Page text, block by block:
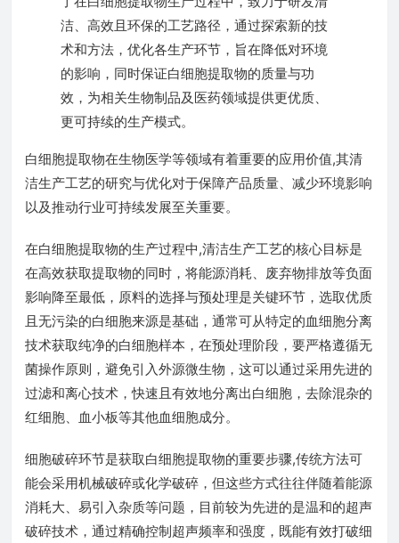
洁、高效且环保的工艺路径，通过探索新的技
术和方法，优化各生产环节，旨在降低对环境
的影响，同时保证白细胞提取物的质量与功
效，为相关生物制品及医药领域提供更优质、
更可持续的生产模式。
白细胞提取物在生物医学等领域有着重要的应用价值,其清
洁生产工艺的研究与优化对于保障产品质量、减少环境影响
以及推动行业可持续发展至关重要。
在白细胞提取物的生产过程中,清洁生产工艺的核心目标是
在高效获取提取物的同时，将能源消耗、废弃物排放等负面
影响降至最低，原料的选择与预处理是关键环节，选取优质
且无污染的白细胞来源是基础，通常可从特定的血细胞分离
技术获取纯净的白细胞样本，在预处理阶段，要严格遵循无
菌操作原则，避免引入外源微生物，这可以通过采用先进的
过滤和离心技术，快速且有效地分离出白细胞，去除混杂的
红细胞、血小板等其他血细胞成分。
细胞破碎环节是获取白细胞提取物的重要步骤,传统方法可
能会采用机械破碎或化学破碎，但这些方式往往伴随着能源
消耗大、易引入杂质等问题，目前较为先进的是温和的超声
破碎技术，通过精确控制超声频率和强度，既能有效打破细